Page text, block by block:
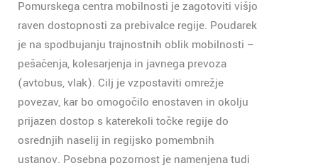
Pomurskega centra mobilnosti je zagotoviti višjo
raven dostopnosti za prebivalce regije. Poudarek
je na spodbujanju trajnostnih oblik mobilnosti –
pešačenja, kolesarjenja in javnega prevoza
(avtobus, vlak). Cilj je vzpostaviti omrežje
povezav, kar bo omogočilo enostaven in okolju
prijazen dostop s katerekoli točke regije do
osrednjih naselij in regijsko pomembnih
ustanov. Posebna pozornost je namenjena tudi